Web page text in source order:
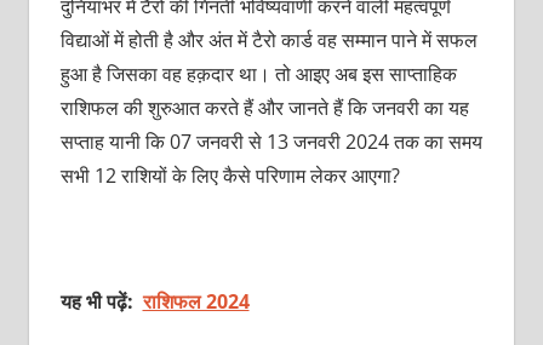
दुनियाभर में टैरो की गिनती भविष्यवाणी करने वाली महत्वपूर्ण
विद्याओं में होती है और अंत में टैरो कार्ड वह सम्मान पाने में सफल
हुआ है जिसका वह हक़दार था। तो आइए अब इस साप्ताहिक
राशिफल की शुरुआत करते हैं और जानते हैं कि जनवरी का यह
सप्ताह यानी कि 07 जनवरी से 13 जनवरी 2024 तक का समय
सभी 12 राशियों के लिए कैसे परिणाम लेकर आएगा?
यह भी पढ़ें: राशिफल 2024